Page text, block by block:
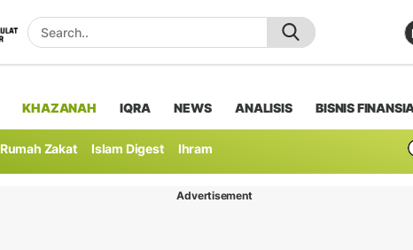
KHAZANAH IQRA NEWS ANALISIS BISNIS
Rumah Zakat Islam Digest Ihram
Advertisement